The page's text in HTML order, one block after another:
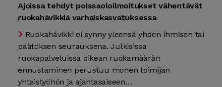
Ajoissa tehdyt poissaoloilmoitukset vähentävät
ruokahävikkiä varhaiskasvatuksessa
Ruokahävikki ei synny yleensä yhden ihmisen tai
päätöksen seurauksena. Julkisissa
ruokapalveluissa oikean ruokamäärän
ennustaminen perustuu monen toimijan
yhteistyöhön ja ajantasaiseen…